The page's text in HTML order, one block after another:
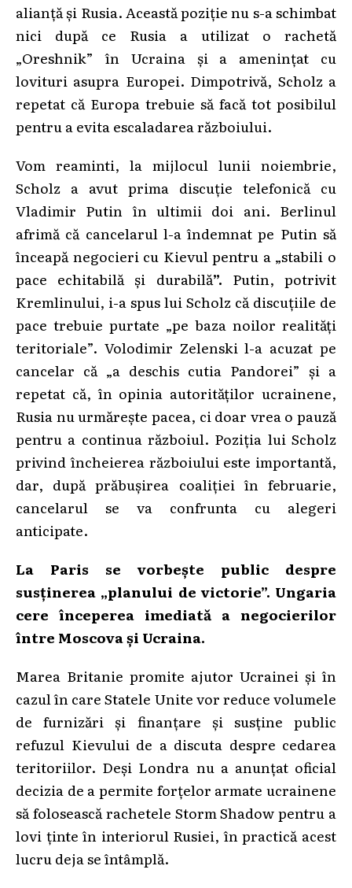
alianță și Rusia. Această poziție nu s-a schimbat
nici după ce Rusia a utilizat o rachetă
„Oreshnik” în Ucraina și a amenințat cu
lovituri asupra Europei. Dimpotrivă, Scholz a
repetat că Europa trebuie să facă tot posibilul
pentru a evita escaladarea războiului.
Vom reaminti, la mijlocul lunii noiembrie,
Scholz a avut prima discuție telefonică cu
Vladimir Putin în ultimii doi ani. Berlinul
afrimă că cancelarul l-a îndemnat pe Putin să
înceapă negocieri cu Kievul pentru a „stabili o
pace echitabilă și durabilă”. Putin, potrivit
Kremlinului, i-a spus lui Scholz că discuțiile de
pace trebuie purtate „pe baza noilor realități
teritoriale”. Volodimir Zelenski l-a acuzat pe
cancelar că „a deschis cutia Pandorei” și a
repetat că, în opinia autorităților ucrainene,
Rusia nu urmărește pacea, ci doar vrea o pauză
pentru a continua războiul. Poziția lui Scholz
privind încheierea războiului este importantă,
dar, după prăbușirea coaliției în februarie,
cancelarul se va confrunta cu alegeri
anticipate.
La Paris se vorbește public despre
susținerea „planului de victorie”. Ungaria
cere începerea imediată a negocierilor
între Moscova și Ucraina.
Marea Britanie promite ajutor Ucrainei și în
cazul în care Statele Unite vor reduce volumele
de furnizări și finanțare și susține public
refuzul Kievului de a discuta despre cedarea
teritoriilor. Deși Londra nu a anunțat oficial
decizia de a permite forțelor armate ucrainene
să folosească rachetele Storm Shadow pentru a
lovi ținte în interiorul Rusiei, în practică acest
lucru deja se întâmplă.